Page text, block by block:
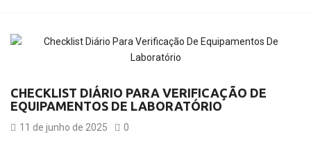
CHECKLIST DIÁRIO PARA VERIFICAÇÃO DE
EQUIPAMENTOS DE LABORATÓRIO
11 de junho de 2025 0